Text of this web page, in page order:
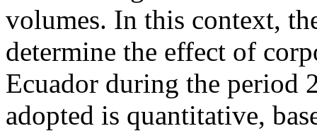
volumes. In this context,
determine the effect of
Ecuador during the period
adopted is quantitative,